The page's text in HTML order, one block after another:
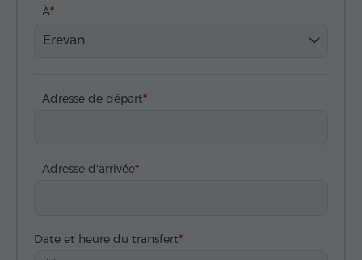
À
Erevan
Adresse de départ
Adresse d'arrivée
Date et heure du transfert